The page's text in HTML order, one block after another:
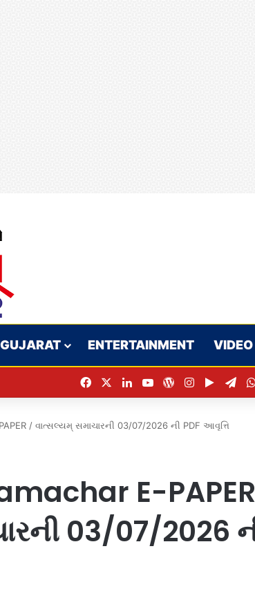
GUJARAT ENTERTAINMENT
FacebookLinkedInYouTubeWordPress
Instagram
Google
/ વાત્સલ્યમ્ સમાચારની 03/07/2026 ની PDF આવૃત્તિ
E-
03/07/2026